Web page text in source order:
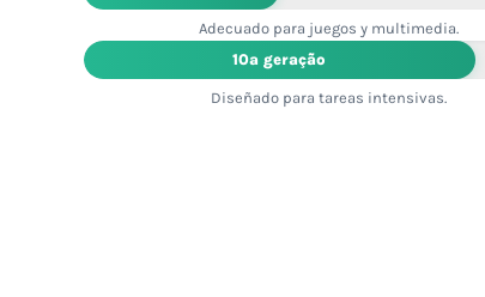
Adecuado para juegos y multimedia.
10ª geração
Diseñado para tareas intensivas.